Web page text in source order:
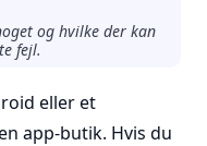
og hvilke der kan
fejl.
eller et
app-butik. Hvis du